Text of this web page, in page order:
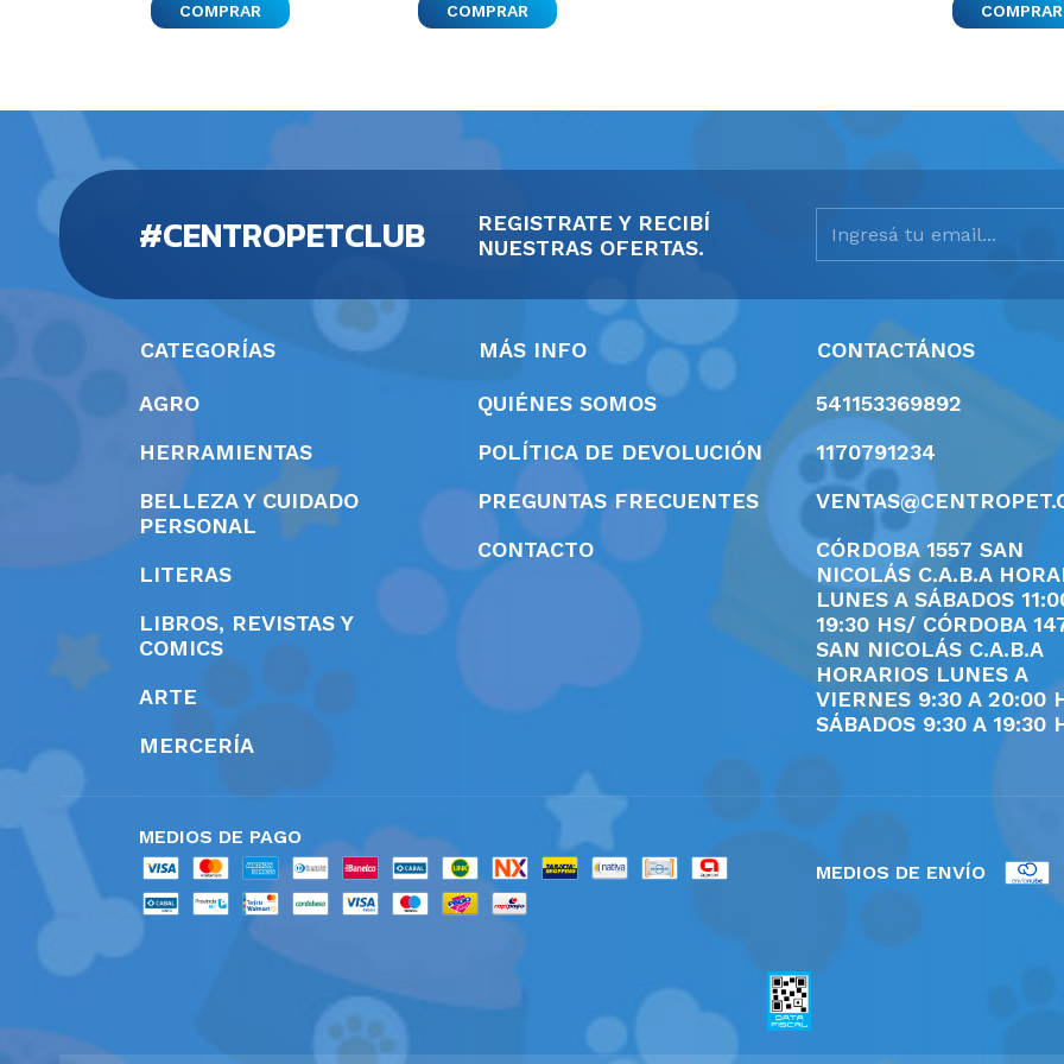
COMPRAR
#CENTROPETCLUB
REGISTRATE Y RECIBÍ
NUESTRAS OFERTAS.
CATEGORÍAS
AGRO
HERRAMIENTAS
BELLEZA Y CUIDADO
PERSONAL
LITERAS
LIBROS, REVISTAS Y
COMICS
ARTE
MERCERÍA
MÁS INFO
QUIÉNES SOMOS
POLÍTICA DE DEVOLUCIÓN
PREGUNTAS FRECUENTES
CONTACTO
CONTACTÁNOS
541153369892
1170791234
CÓRDOBA 1557 SAN
NICOLÁS C.A.B.A
LUNES A SÁBADOS
19:30 HS/ CÓRDOBA
SAN NICOLÁS C.A.B.A
HORARIOS LUNES A
VIERNES 9:30 A 20:00
SÁBADOS 9:30 A 19:30
MEDIOS DE PAGO
MEDIOS DE ENVÍO